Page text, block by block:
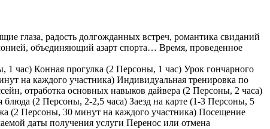
глаза, радость долгожданных встреч, романтика свиданий
объединяющий азарт спорта… Время, проведенное
час) Конная прогулка (2 Персоны, 1 час) Урок гончарного
на каждого участника) Индивидуальная тренировка по
отработка основных навыков дайвера (2 Персоны, 2 часа)
(2 Персоны, 2-2,5 часа) Заезд на карте (1-3 Персоны, 5
(2 Персоны, 30 минут на каждого участника) Посещение
даты получения услуги Перенос или отмена